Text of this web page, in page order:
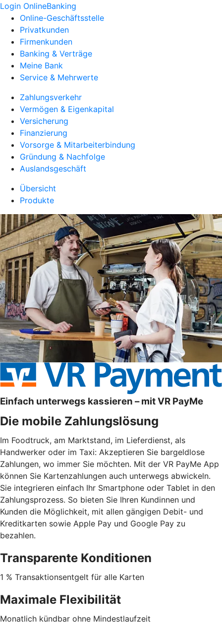
Login OnlineBanking
Online-Geschäftsstelle
Privatkunden
Firmenkunden
Banking & Verträge
Meine Bank
Service & Mehrwerte
Zahlungsverkehr
Vermögen & Eigenkapital
Versicherung
Finanzierung
Vorsorge & Mitarbeiterbindung
Gründung & Nachfolge
Auslandsgeschäft
Übersicht
Produkte
Einfach unterwegs kassieren – mit VR PayMe
Die mobile Zahlungslösung
Im Foodtruck, am Marktstand, im Lieferdienst, als
Handwerker oder im Taxi: Akzeptieren Sie bargeldlose
Zahlungen, wo immer Sie möchten. Mit der VR PayMe App
können Sie Kartenzahlungen auch unterwegs abwickeln.
Sie integrieren einfach Ihr Smartphone oder Tablet in den
Zahlungsprozess. So bieten Sie Ihren Kundinnen und
Kunden die Möglichkeit, mit allen gängigen Debit- und
Kreditkarten sowie Apple Pay und Google Pay zu
bezahlen.
Transparente Konditionen
1 % Transaktionsentgelt für alle Karten
Maximale Flexibilität
Monatlich kündbar ohne Mindestlaufzeit